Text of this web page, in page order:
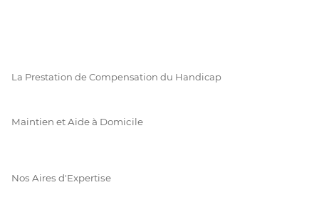
La Prestation de Compensation du Handicap
Maintien et Aide à Domicile
Nos Aires d'Expertise